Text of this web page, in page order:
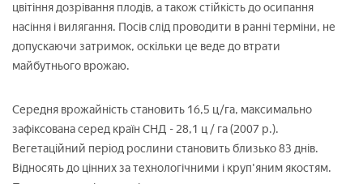
цвітіння дозрівання плодів, а також стійкість до осипання
насіння і вилягання. Посів слід проводити в ранні терміни, не
допускаючи затримок, оскільки це веде до втрати
майбутнього врожаю.
Середня врожайність становить 16,5 ц/га, максимально
зафіксована серед країн СНД - 28,1 ц / га (2007 р.).
Вегетаційний період рослини становить близько 83 днів.
Відносять до цінних за технологічними і круп'яним якостям.